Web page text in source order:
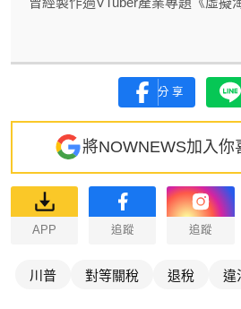
分享
將NOWNEWS加入你
APP 追蹤 追蹤
川普 對等關稅 退稅 違